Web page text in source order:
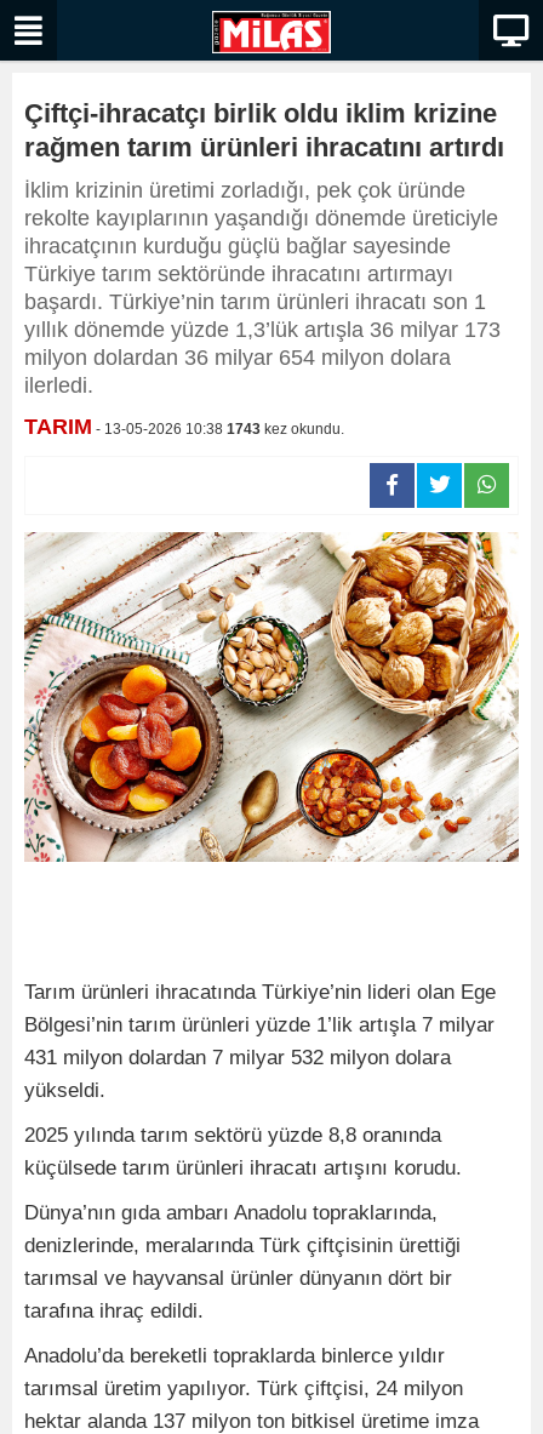
Çiftçi-ihracatçı birlik oldu iklim krizine
rağmen tarım ürünleri ihracatını artırdı
İklim krizinin üretimi zorladığı, pek çok üründe
rekolte kayıplarının yaşandığı dönemde üreticiyle
ihracatçının kurduğu güçlü bağlar sayesinde
Türkiye tarım sektöründe ihracatını artırmayı
başardı. Türkiye’nin tarım ürünleri ihracatı son 1
yıllık dönemde yüzde 1,3’lük artışla 36 milyar 173
milyon dolardan 36 milyar 654 milyon dolara
ilerledi.
TARIM - 13-05-2026 10:38 1743 kez okundu.
Tarım ürünleri ihracatında Türkiye’nin lideri olan Ege
Bölgesi’nin tarım ürünleri yüzde 1’lik artışla 7 milyar
431 milyon dolardan 7 milyar 532 milyon dolara
yükseldi.
2025 yılında tarım sektörü yüzde 8,8 oranında
küçülsede tarım ürünleri ihracatı artışını korudu.
Dünya’nın gıda ambarı Anadolu topraklarında,
denizlerinde, meralarında Türk çiftçisinin ürettiği
tarımsal ve hayvansal ürünler dünyanın dört bir
tarafına ihraç edildi.
Anadolu’da bereketli topraklarda binlerce yıldır
tarımsal üretim yapılıyor. Türk çiftçisi, 24 milyon
hektar alanda 137 milyon ton bitkisel üretime imza